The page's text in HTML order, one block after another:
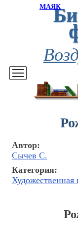
МАЯК
Автор:
Сычев С.
Категория:
Художественная